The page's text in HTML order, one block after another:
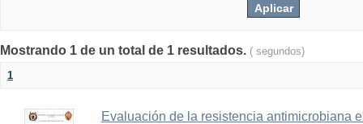
Mostrando 1 de un total de 1 resultados. ( segundos)
1
Evaluación de la resistencia antimicrobiana